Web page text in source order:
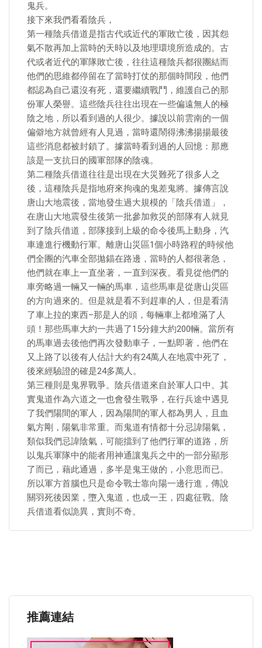
鬼兵。
接下來我們看看陰兵，
第一種陰兵借道是指古代或近代的軍敗亡後，因其怨
氣不散再加上當時的天時以及地理環境所造成的。古
代或者近代的軍隊敗亡後，往往這種陰兵都很團結而
他們的思維都停留在了當時打仗的那個時間段，他們
都認為自己還沒有死，還要繼續戰鬥，維護自己的那
份軍人榮譽。這些陰兵往往出現在一些偏遠無人的極
陰之地，所以看到過的人很少。據說以前雲南的一個
偏僻地方就曾經有人見過，當時還鬧得沸沸揚揚最後
這些消息都被封鎖了。據當時看到過的人回憶：那應
該是一支抗日的國軍部隊的陰魂。
第二種陰兵借道往往是出現在大災難死了很多人之
後，這種陰兵是指地府來拘魂的鬼差鬼將。據傳言說
唐山大地震後，當地發生過大規模的「陰兵借道」，
在唐山大地震發生後第一批參加救災的部隊有人就見
到了陰兵借道，部隊接到上級的命令後馬上動身，汽
車連進行機動行軍。離唐山災區1個小時路程的時候他
們全團的汽車全部拋錨在路邊，當時的人都很著急，
他們就在車上一直坐著，一直到深夜。看見從他們的
車旁略過一輛又一輛的馬車，這些馬車是從唐山災區
的方向過來的。但是就是看不到趕車的人，但是看清
了車上拉的東西–那是人的頭，每輛車上都堆滿了人
頭！那些馬車大約一共過了15分鐘大約200輛。當所有
的馬車過去後他們再次發動車子，一點即著，他們在
又上路了以後有人估計大約有24萬人在地震中死了，
後來經驗證的確是24多萬人。
第三種則是鬼界戰爭。陰兵借道來自於軍人口中。其
實鬼道作為六道之一也會發生戰爭，在行兵途中遇見
了我們陽間的軍人，因為陽間的軍人都為男人，且血
氣方剛，陽氣非常重。而鬼道有情都十分忌諱陽氣，
類似我們忌諱陰氣，可能擋到了他們行軍的道路，所
以鬼兵軍隊中的能者用神通讓鬼兵之中的一部分顯形
了而已，藉此通過，多半是鬼王做的，小意思而已。
所以軍方首腦也只是命令戰士靠向陽一邊行進，傳說
關羽死後因業，墮入鬼道，也成一王，四處征戰。陰
兵借道看似詭異，實則不奇。
推薦連結